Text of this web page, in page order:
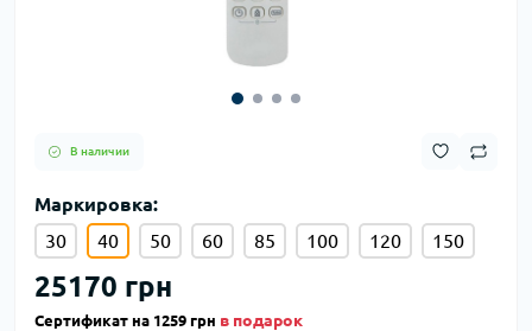
В наличии
Маркировка:
30
40 50 60 85 100 120 150
25170 грн
Сертификат на 1259 грн в подарок